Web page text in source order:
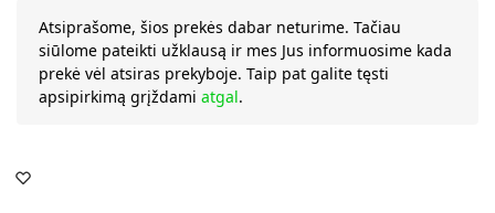
Atsiprašome, šios prekės dabar neturime. Tačiau
siūlome pateikti užklausą ir mes Jus informuosime kada
prekė vėl atsiras prekyboje. Taip pat galite tęsti
apsipirkimą grįždami atgal.